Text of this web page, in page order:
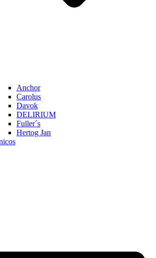
Anchor
Carolus
Davok
DELIRIUM
Fuller´s
Hertog Jan